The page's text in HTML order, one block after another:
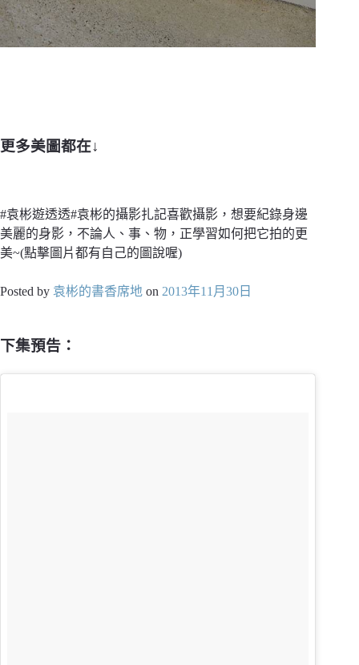
更多美圖都在↓
#袁彬遊透透#袁彬的攝影扎記喜歡攝影，想要紀錄身邊
美麗的身影，不論人、事、物，正學習如何把它拍的更
美~(點擊圖片都有自己的圖說喔)
Posted by 袁彬的書香席地 on 2013年11月30日
下集預告：